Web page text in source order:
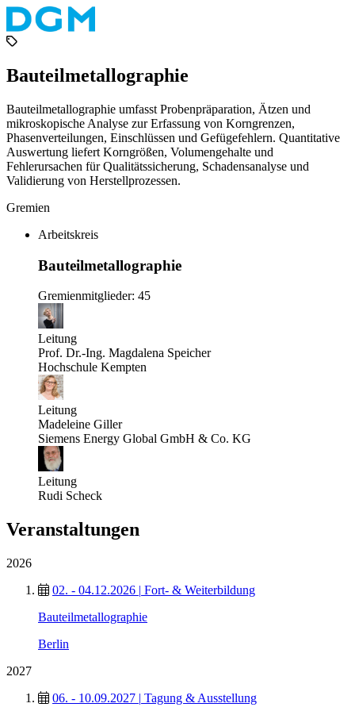
Bauteilmetallographie
Bauteilmetallographie umfasst Probenpräparation, Ätzen und
mikroskopische Analyse zur Erfassung von Korngrenzen,
Phasenverteilungen, Einschlüssen und Gefügefehlern. Quantitative
Auswertung liefert Korngrößen, Volumengehalte und
Fehlerursachen für Qualitätssicherung, Schadensanalyse und
Validierung von Herstellprozessen.
Gremien
Arbeitskreis
Bauteilmetallographie
Gremienmitglieder: 45
Leitung
Prof. Dr.-Ing. Magdalena Speicher
Hochschule Kempten
Leitung
Madeleine Giller
Siemens Energy Global GmbH & Co. KG
Leitung
Rudi Scheck
Veranstaltungen
2026
02. - 04.12.2026 | Fort- & Weiterbildung
Bauteilmetallographie
Berlin
2027
06. - 10.09.2027 | Tagung & Ausstellung